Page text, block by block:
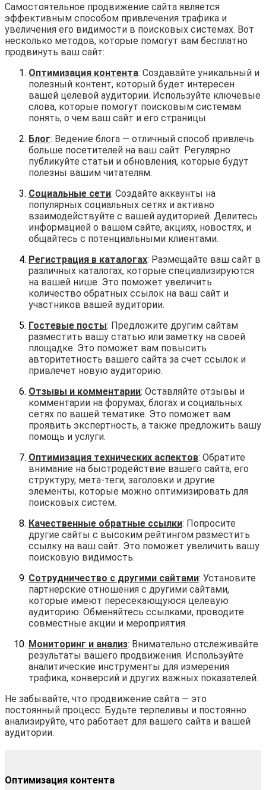
Самостоятельное продвижение сайта является
эффективным способом привлечения трафика и
увеличения его видимости в поисковых системах. Вот
несколько методов, которые помогут вам бесплатно
продвинуть ваш сайт:
Оптимизация контента: Создавайте уникальный и
полезный контент, который будет интересен
вашей целевой аудитории. Используйте ключевые
слова, которые помогут поисковым системам
понять, о чем ваш сайт и его страницы.
Блог: Ведение блога — отличный способ привлечь
больше посетителей на ваш сайт. Регулярно
публикуйте статьи и обновления, которые будут
полезны вашим читателям.
Социальные сети: Создайте аккаунты на
популярных социальных сетях и активно
взаимодействуйте с вашей аудиторией. Делитесь
информацией о вашем сайте, акциях, новостях, и
общайтесь с потенциальными клиентами.
Регистрация в каталогах: Размещайте ваш сайт в
различных каталогах, которые специализируются
на вашей нише. Это поможет увеличить
количество обратных ссылок на ваш сайт и
участников вашей аудитории.
Гостевые посты: Предложите другим сайтам
разместить вашу статью или заметку на своей
площадке. Это поможет вам повысить
авторитетность вашего сайта за счет ссылок и
привлечет новую аудиторию.
Отзывы и комментарии: Оставляйте отзывы и
комментарии на форумах, блогах и социальных
сетях по вашей тематике. Это поможет вам
проявить экспертность, а также предложить вашу
помощь и услуги.
Оптимизация технических аспектов: Обратите
внимание на быстродействие вашего сайта, его
структуру, мета-теги, заголовки и другие
элементы, которые можно оптимизировать для
поисковых систем.
Качественные обратные ссылки: Попросите
другие сайты с высоким рейтингом разместить
ссылку на ваш сайт. Это поможет увеличить вашу
поисковую видимость.
Сотрудничество с другими сайтами: Установите
партнерские отношения с другими сайтами,
которые имеют пересекающуюся целевую
аудиторию. Обменяйтесь ссылками, проводите
совместные акции и мероприятия.
Мониторинг и анализ: Внимательно отслеживайте
результаты вашего продвижения. Используйте
аналитические инструменты для измерения
трафика, конверсий и других важных показателей.
Не забывайте, что продвижение сайта — это
постоянный процесс. Будьте терпеливы и постоянно
анализируйте, что работает для вашего сайта и вашей
аудитории.
Оптимизация контента